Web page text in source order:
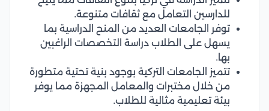
للدارسين التعامل مع ثقافات متنوعة.
توفر الجامعات العديد من المنح الدراسية بما
يسهل على الطلاب دراسة التخصصات الراغبين
بها.
تتميز الجامعات التركية بوجود بنية تحتية متطورة
من خلال مختبرات والمعامل المجهزة مما يوفر
بيئة تعليمية مثالية للطلاب.